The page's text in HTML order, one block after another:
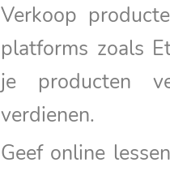
Verkoop
platforms zoals
je producten
verdienen.
Geef online